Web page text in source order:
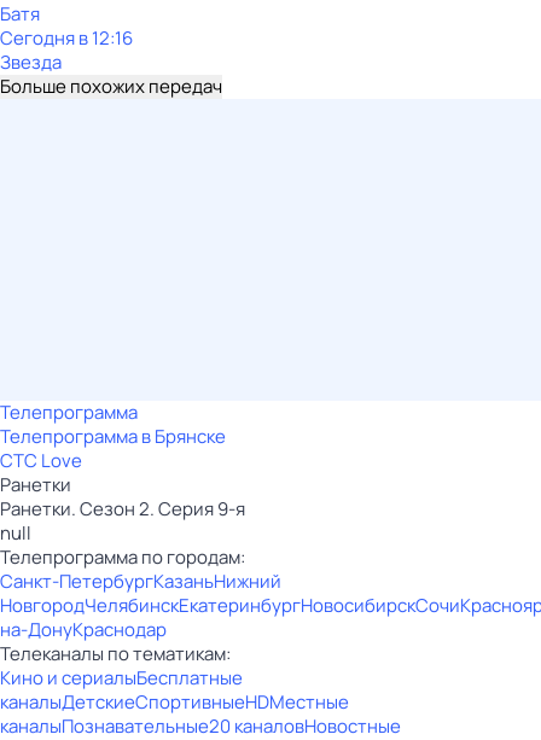
Батя
Сегодня в 12:16
Звезда
Больше похожих передач
Телепрограмма
Телепрограмма в Брянске
СТС Love
Ранетки
Ранетки. Сезон 2. Серия 9-я
null
Телепрограмма по городам:
Санкт-ПетербургКазаньНижний
НовгородЧелябинскЕкатеринбургНовосибирскСочи
на-ДонуКраснодар
Телеканалы по тематикам:
Кино и сериалыБесплатные
каналыДетскиеСпортивныеHDМестные
каналыПознавательные20 каналовНовостные